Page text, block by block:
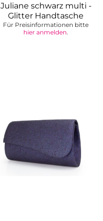
Juliane schwarz multi -
Glitter Handtasche
Für Preisinformationen bitte
hier anmelden.